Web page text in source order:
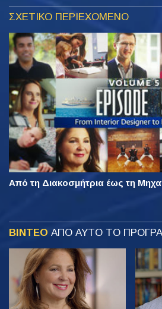
ΣΧΕΤΙΚΟ ΠΕΡΙΕΧΟΜΕΝΟ
Από τη Διακοσμήτρια έως τη
ΒΙΝΤΕΟ ΑΠΟ ΑΥΤΟ ΤΟ